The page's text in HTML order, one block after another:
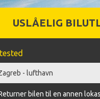
USLÅELIG
bilen til en annen